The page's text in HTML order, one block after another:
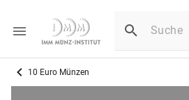
10 Euro Münzen